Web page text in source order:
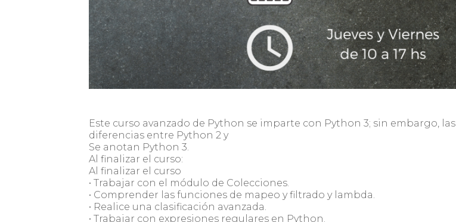
Este curso avanzado de Python se imparte con Python 3; sin embargo, las
diferencias entre Python 2 y
Se anotan Python 3.
Al finalizar el curso:
Al finalizar el curso
• Trabajar con el módulo de Colecciones.
• Comprender las funciones de mapeo y filtrado y lambda.
• Realice una clasificación avanzada.
• Trabajar con expresiones regulares en Python.